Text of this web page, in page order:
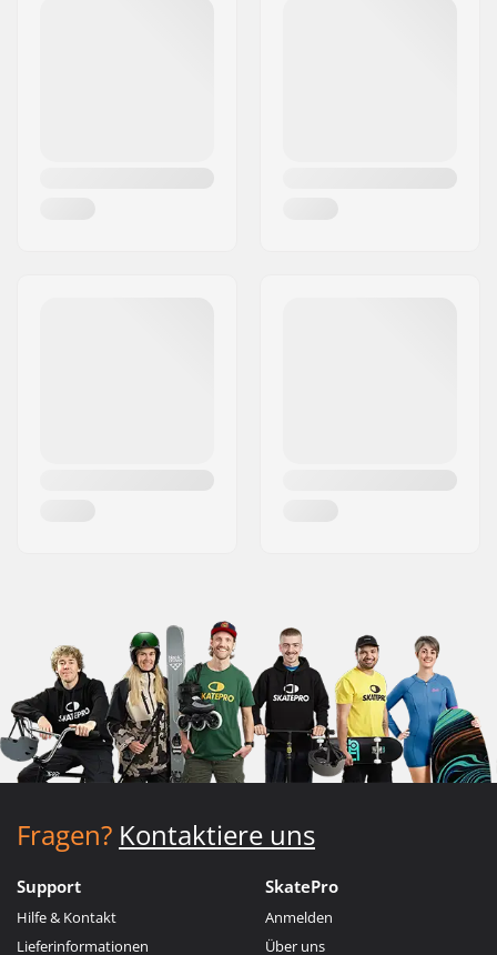
Fragen? Kontaktiere uns
Support
Hilfe & Kontakt
Lieferinformationen
SkatePro
Anmelden
Über uns